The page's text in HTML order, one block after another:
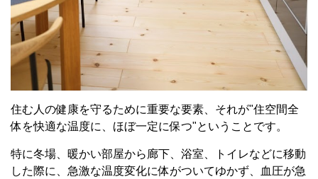
住む人の健康を守るために重要な要素、それが"住空間全
体を快適な温度に、ほぼ一定に保つ"ということです。
特に冬場、暖かい部屋から廊下、浴室、トイレなどに移動
した際に、急激な温度変化に体がついてゆかず、血圧が急